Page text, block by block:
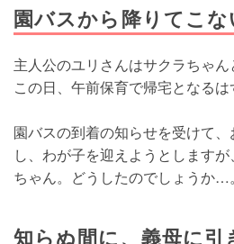
園バスから降りてこ
主人公のユリさんはサクラちゃ
この日、午前保育で帰宅となるは
園バスの到着の知らせを受けて
し、わが子を迎えようとします
ちゃん。どうしたのでしょうか…。
知らぬ間に、義母に引